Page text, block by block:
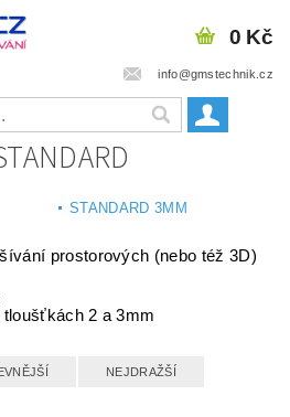
info@gmstechnik.cz
0 Kč
STANDARD 3MM
prostorových (nebo též 3D)
2 a 3mm
NEJDRAŽŠÍ